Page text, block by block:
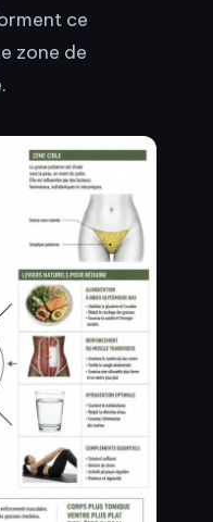
ce
zone de